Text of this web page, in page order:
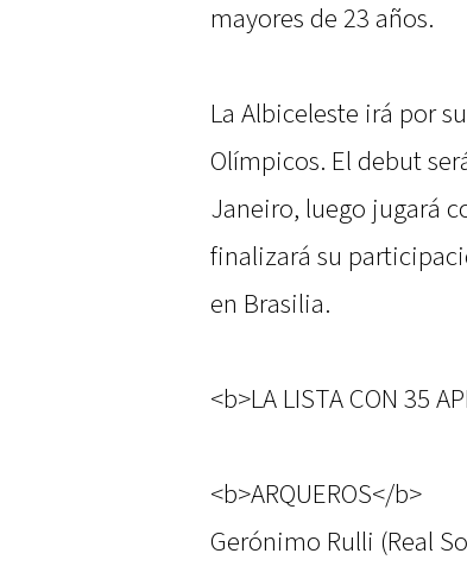
mayores de 23 años.
La Albiceleste irá por
Olímpicos. El debut
Janeiro, luego jugará
finalizará su
en Brasilia.
<b>LA LISTA CON 35
<b>ARQUEROS</b>
Gerónimo Rulli (Real